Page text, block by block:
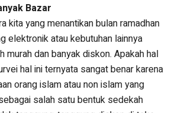
Bazar
kita yang menantikan bulan ramadhan
elektronik atau kebutuhan lainnya
murah dan banyak diskon. Apakah hal
hal ini ternyata sangat benar karena
orang islam atau non islam yang
salah satu bentuk sedekah